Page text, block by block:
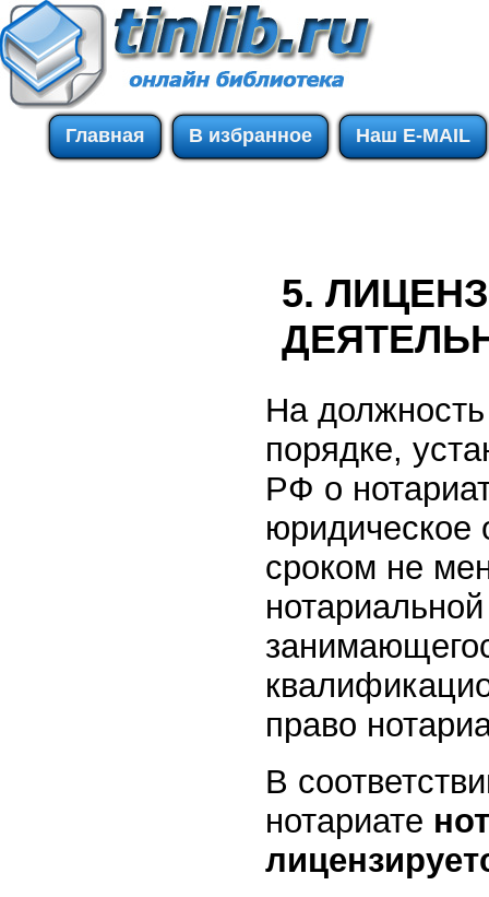
Главная В избранное Наш E-MAIL
5.
На
порядке,
РФ о
юридическое
сроком не
право
В
нотариате